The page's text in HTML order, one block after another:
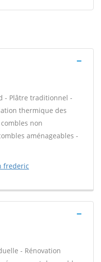
- Plâtre traditionnel -
thermique des
non
aménageables -
frederic
- Rénovation